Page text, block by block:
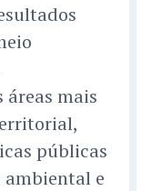
áreas mais
públicas
ambiental e